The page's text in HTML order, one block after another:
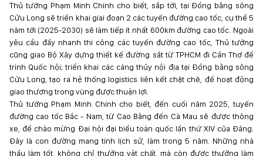
Thủ tướng Phạm Minh Chính cho biết, sắp tới, tại Đồng bằng sông
Cửu Long sẽ triển khai giai đoạn 2 các tuyến đường cao tốc, cụ thể 5
năm tới (2025-2030) sẽ làm tiếp ít nhất 600km đường cao tốc. Ngoài
yêu cầu đẩy nhanh thi công các tuyến đường cao tốc, Thủ tướng
cũng giao Bộ Xây dựng thiết kế đường sắt từ TPHCM đi Cần Thơ để
trình Quốc hội; triển khai các cảng thủy nội địa tại Đồng bằng sông
Cửu Long, tạo ra hệ thống logistics liên kết chặt chẽ, để hoạt động
giao thương trong vùng được thuận lợi.
Thủ tướng Phạm Minh Chính cho biết, đến cuối năm 2025, tuyến
đường cao tốc Bắc - Nam, từ Cao Bằng đến Cà Mau sẽ được thông
xe, để chào mừng Đại hội đại biểu toàn quốc lần thứ XIV của Đảng.
Đây là con đường mang tính lịch sử, làm trong 5 năm. Những nhà
thầu làm tốt, không chỉ thưởng vật chất, mà còn được thưởng làm